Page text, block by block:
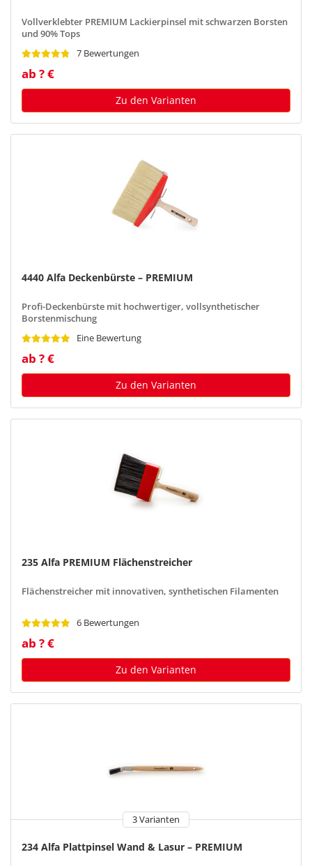
Vollverklebter PREMIUM Lackierpinsel mit schwarzen Borsten
und 90% Tops
7 Bewertungen
ab ? €
Zu den Varianten
4440 Alfa Deckenbürste – PREMIUM
Profi-Deckenbürste mit hochwertiger, vollsynthetischer
Borstenmischung
Eine Bewertung
ab ? €
Zu den Varianten
235 Alfa PREMIUM Flächenstreicher
Flächenstreicher mit innovativen, synthetischen Filamenten
6 Bewertungen
ab ? €
Zu den Varianten
3 Varianten
234 Alfa Plattpinsel Wand & Lasur – PREMIUM